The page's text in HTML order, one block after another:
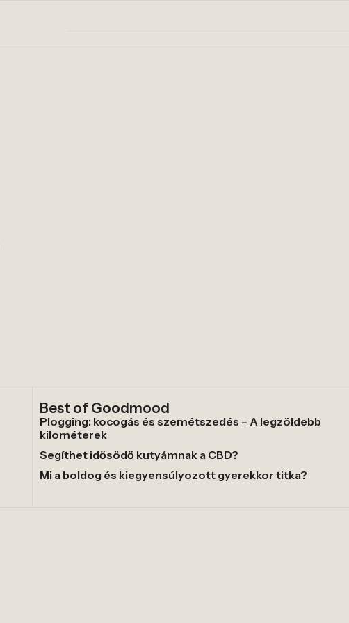
Best of Goodmood
Plogging: kocogás és szemétszedés – A legzöldebb
kilométerek
Segíthet idősödő kutyámnak a CBD?
Mi a boldog és kiegyensúlyozott gyerekkor titka?